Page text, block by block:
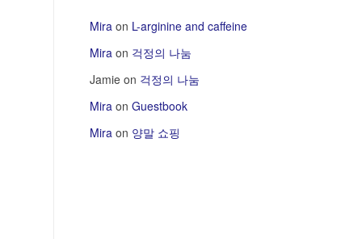
Mira on L-arginine and caffeine
Mira on 걱정의 나눔
Jamie on 걱정의 나눔
Mira on Guestbook
Mira on 양말 쇼핑